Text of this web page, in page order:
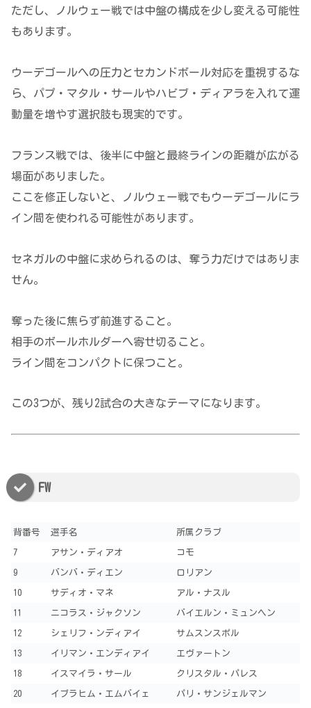
ただし、ノルウェー戦では中盤の構成を少し変える可能性
もあります。
ウーデゴールへの圧力とセカンドボール対応を重視するな
ら、パプ・マタル・サールやハビブ・ディアラを入れて運
動量を増やす選択肢も現実的です。
フランス戦では、後半に中盤と最終ラインの距離が広がる
場面がありました。
ここを修正しないと、ノルウェー戦でもウーデゴールにラ
イン間を使われる可能性があります。
セネガルの中盤に求められるのは、奪う力だけではありま
せん。
奪った後に焦らず前進すること。
相手のボールホルダーへ寄せ切ること。
ライン間をコンパクトに保つこと。
この3つが、残り2試合の大きなテーマになります。
FW
背番号 選手名 所属クラブ
7 アサン・ディアオ コモ
9 バンバ・ディエン ロリアン
10 サディオ・マネ アル・ナスル
11 ニコラス・ジャクソン バイエルン・ミュンヘン
12 シェリフ・ンディアイ サムスンスポル
13 イリマン・エンディアイ エヴァートン
18 イスマイラ・サール クリスタル・パレス
20 イブラヒム・エムバイェ パリ・サンジェルマン